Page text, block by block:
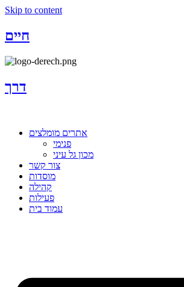
Skip to content
חיים
דרך
אתרים מומלצים
פנימי
מכון גל עיני
צור קשר
מוסדות
קהילה
פעילות
עמוד בית